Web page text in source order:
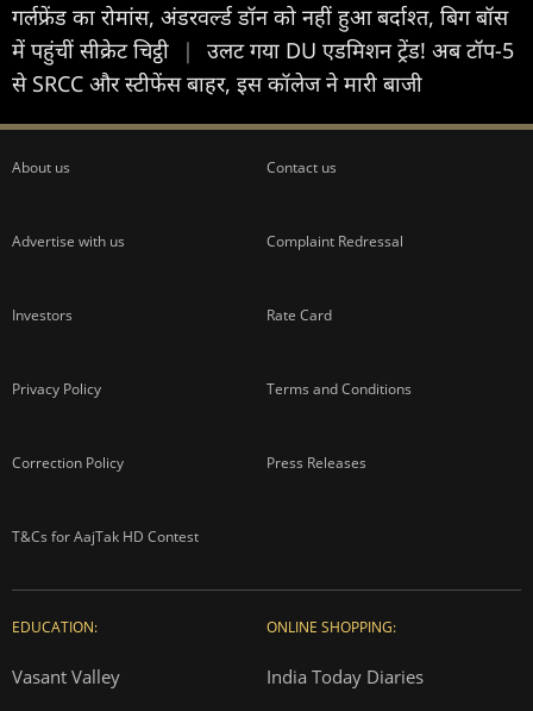
गर्लफ्रेंड का रोमांस, अंडरवर्ल्ड डॉन को नहीं हुआ बर्दाश्त, बिग बॉस
में पहुंचीं सीक्रेट च‍िट्ठी
|
उलट गया DU एडमिशन ट्रेंड! अब टॉप-5
से SRCC और स्टीफेंस बाहर, इस कॉलेज ने मारी बाजी
About us Contact us
Advertise with us Complaint Redressal
Investors Rate Card
Privacy Policy Terms and Conditions
Correction Policy Press Releases
T&Cs for AajTak HD Contest
EDUCATION:
Vasant Valley
ONLINE SHOPPING:
India Today Diaries